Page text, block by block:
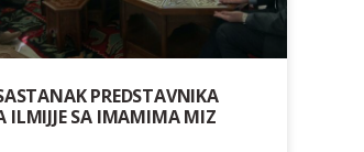
PREDSTAVNIKA
ILMIJJE SA IMAMIMA MIZ